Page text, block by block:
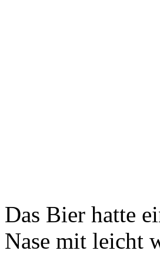
Das Bier hatte
Nase mit leicht